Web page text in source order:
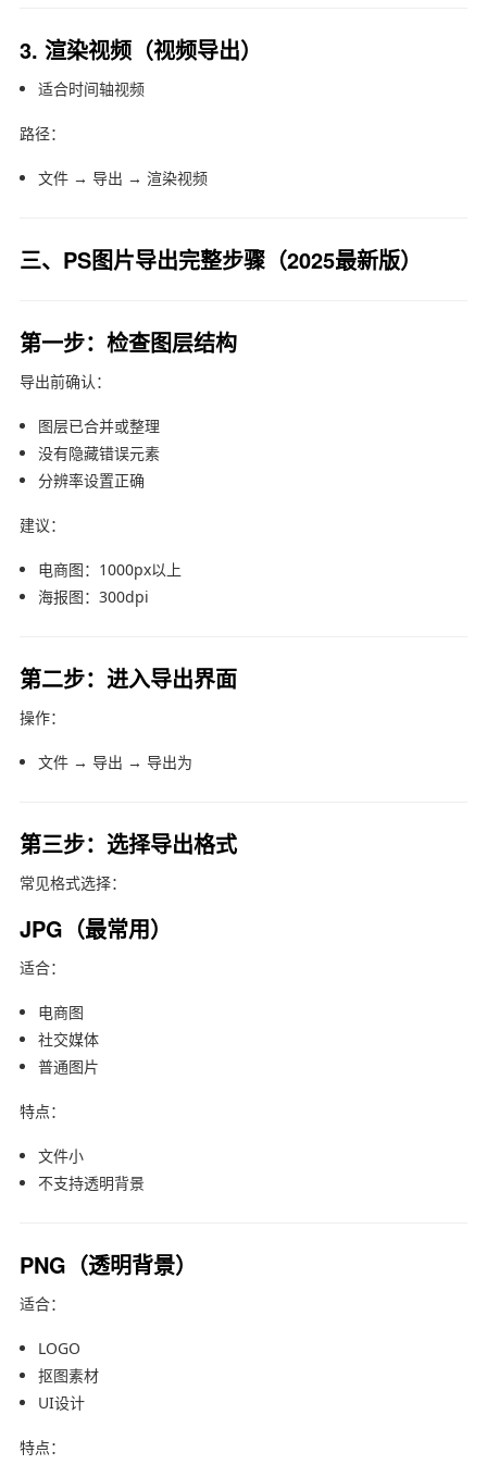
3. 渲染视频（视频导出）
适合时间轴视频
路径：
文件 → 导出 → 渲染视频
三、PS图片导出完整步骤（2025最新版）
第一步：检查图层结构
导出前确认：
图层已合并或整理
没有隐藏错误元素
分辨率设置正确
建议：
电商图：1000px以上
海报图：300dpi
第二步：进入导出界面
操作：
文件 → 导出 → 导出为
第三步：选择导出格式
常见格式选择：
JPG（最常用）
适合：
电商图
社交媒体
普通图片
特点：
文件小
不支持透明背景
PNG（透明背景）
适合：
LOGO
抠图素材
UI设计
特点：